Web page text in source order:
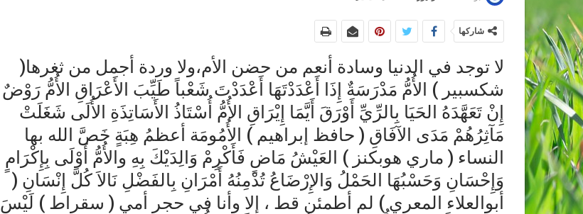
شاركها
لا توجد في الدنيا وسادة أنعم من حضن الأم،ولا وردة أجمل من ثغرها(
شكسبير ) الأُمُّ مَدْرَسَةٌ إِذَا أَعْدَدْتَهَا أَعْدَدْتَ شَعْباً طَيِّبَ الأَعْرَاقِ الأُمُّ رَوْضٌ
إِنْ تَعَهَّدَهُ الحَيَا بِالرِّيِّ أَوْرَقَ أَيَّمَا إِيْرَاقِ الأُمُّ أُسْتَاذُ الأَسَاتِذَةِ الأُلَى شَغَلَتْ
مَآثِرُهُمْ مَدَى الآفَاقِ ( حافظ إبراهيم ) الأُمُومَة أعظمُ هِبَةٍ خَصَّ الله بها
النساء ( ماري هوبكنز ) العَيْشُ مَاضٍ فَأَكْرِمْ وَالِدَيْكَ بِهِ والأُمُّ أَوْلَى بِإِكْرَامٍ
وَإِحْسَانِ وَحَسْبُهَا الحَمْلُ وَالإِرْضَاعُ تُدْمِنُهُ أَمْرَانِ بِالفَضْلِ نَالاَ كُلَّ إِنْسَانِ (
أبوالعلاء المعري ) لم أطمئن قط ، إلا وأنا في حجر أمي ( سقراط ) لَيْسَ